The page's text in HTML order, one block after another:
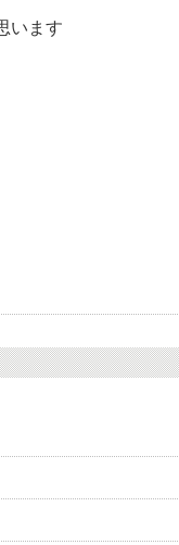
います